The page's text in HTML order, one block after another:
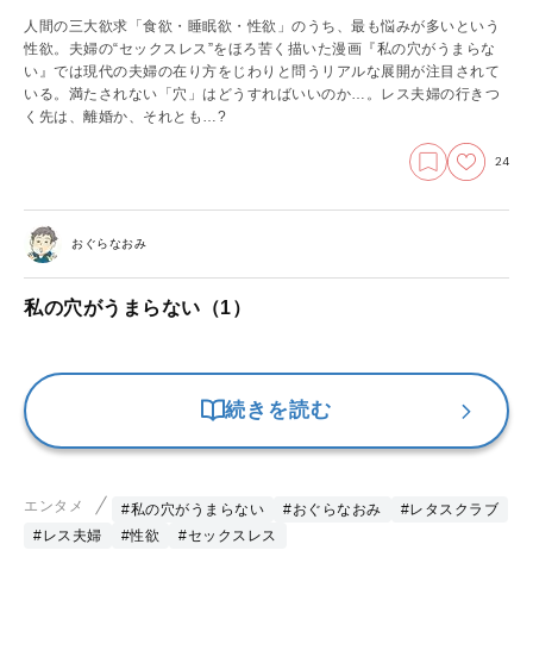
人間の三大欲求「食欲・睡眠欲・性欲」のうち、最も悩みが多いという
性欲。夫婦の“セックスレス”をほろ苦く描いた漫画『私の穴がうまらな
い』では現代の夫婦の在り方をじわりと問うリアルな展開が注目されて
いる。満たされない「穴」はどうすればいいのか…。レス夫婦の行きつ
く先は、離婚か、それとも…?
24
おぐらなおみ
私の穴がうまらない（1）
続きを読む
エンタメ #私の穴がうまらない #おぐらなおみ
#レタスクラブ
#レス夫婦
#性欲 #セックスレス